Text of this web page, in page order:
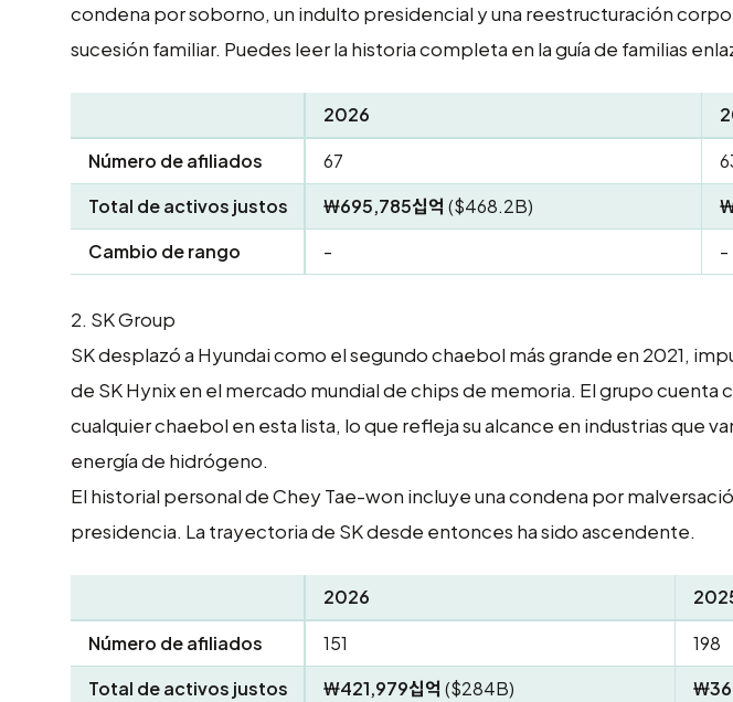
condena por soborno, un indulto presidencial y una reestructuración
sucesión familiar. Puedes leer la historia completa en la guía de familias
2026
Número de afiliados
67
Total de activos justos
₩695,785십억 ($468.2B)
Cambio de rango
- -
2. SK Group
SK desplazó a Hyundai como el segundo chaebol más grande en 2021,
de SK Hynix en el mercado mundial de chips de memoria. El grupo cuenta
cualquier chaebol en esta lista, lo que refleja su alcance en industrias que
energía de hidrógeno.
El historial personal de Chey Tae-won incluye una condena por
presidencia. La trayectoria de SK desde entonces ha sido ascendente.
2026
Número de afiliados
151
198
Total de activos justos
₩421,979십억 ($284B)